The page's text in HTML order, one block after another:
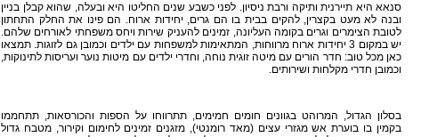
סנאא היא תיירנית ותיקה ורבת ניסיון. לפני כשבע שנים החליטו היא ובעלה, שהוא קבלן בניין
ובנה לא מעט בקצרין, להקים בבית בו הם גרים, יחידות ארוח. הם פינו את החלק התחתון
לטובת הצימרים וגרים בקומה העליונה, זמינים להעניק שירות ויחס משפחתי לאורחים שלהם.
יש במקום 3 יחידות ארוח מרווחות, המתאימות למשפחות עם ילדים וכמובן גם לזוגות. תמצאו
כאן מכל טוב: חדר הורים עם מיטה זוגית נוחה, וחדרי ילדים עם מיטות נוער ועריסות לתינוקות,
וכמובן חדרי מקלחות ושירותים.
בסלון הגדול, המרוהט בגוונים חומים חמימים, תתרווחו על הספות והכורסאות, תתחממו
בקמין בו בוערת אש מגזרי עצים (מאד רומנטי), מזגנים זמינים לחימום וקירור, מטבח גדול